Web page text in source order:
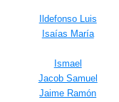
Ildefonso Luis
Isaías María
Ismael
Jacob Samuel
Jaime Ramón